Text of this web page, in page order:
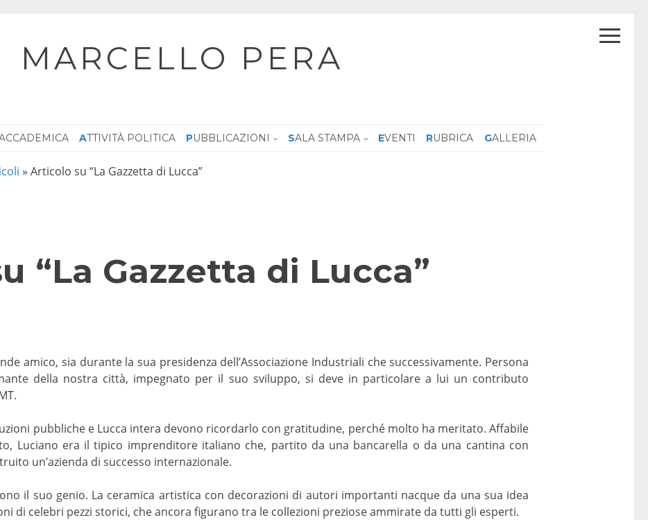
MARCELLO PERA
ACCADEMICA ATTIVITÀ POLITICA PUBBLICAZIONI SALA STAMPA EVENTI RUBRICA GALLERIA
» Articolo su “La Gazzetta di Lucca”
“La Gazzetta di Lucca”
amico, sia durante la sua presidenza dell’Associazione Industriali che successivamente. Persona
della nostra città, impegnato per il suo sviluppo, si deve in particolare a lui un contributo
pubbliche e Lucca intera devono ricordarlo con gratitudine, perché molto ha meritato. Affabile
Luciano era il tipico imprenditore italiano che, partito da una bancarella o da una cantina con
un’azienda di successo internazionale.
il suo genio. La ceramica artistica con decorazioni di autori importanti nacque da una sua idea
di celebri pezzi storici, che ancora figurano tra le collezioni preziose ammirate da tutti gli esperti.